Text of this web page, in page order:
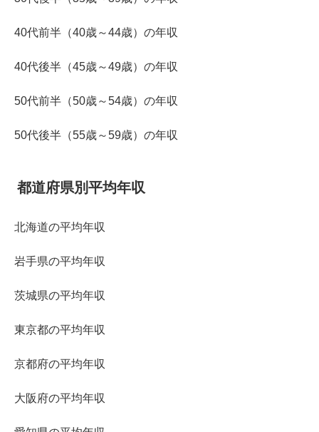
40代前半（40歳～44歳）の年収
40代後半（45歳～49歳）の年収
50代前半（50歳～54歳）の年収
50代後半（55歳～59歳）の年収
都道府県別平均年収
北海道の平均年収
岩手県の平均年収
茨城県の平均年収
東京都の平均年収
京都府の平均年収
大阪府の平均年収